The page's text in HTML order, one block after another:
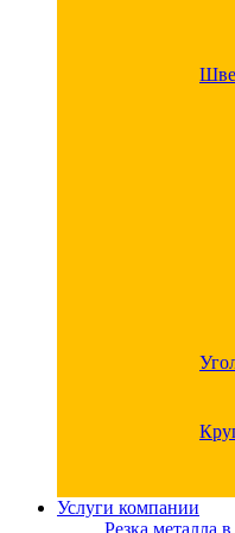
Услуги компании
Резка металла